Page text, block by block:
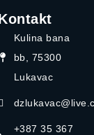
Kulina bana
bb, 75300
Lukavac
+387 35 367